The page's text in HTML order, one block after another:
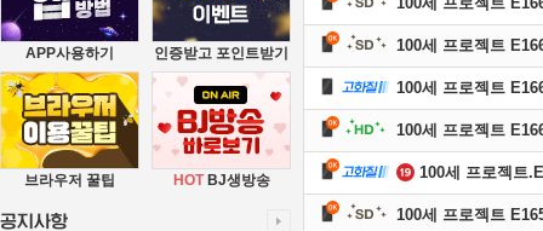
APP사용하기 인증받고 포인트받기
브라우저 꿀팁 HOTBJ생방송
100세 프로젝트
100세 프로젝트
100세 프로젝트
100세 프로젝트
100세 프로젝트